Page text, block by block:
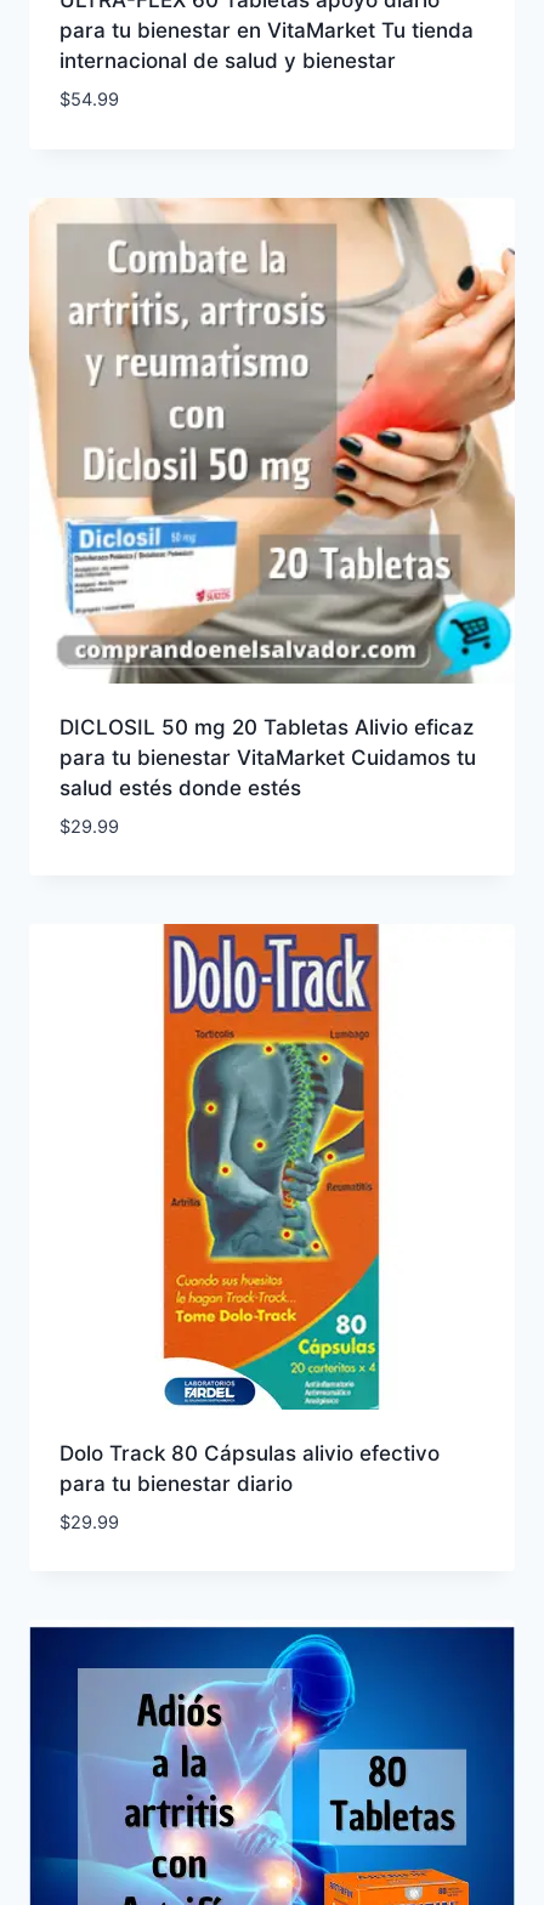
para tu bienestar en VitaMarket Tu tienda
internacional de salud y bienestar
$54.99
DICLOSIL 50 mg 20 Tabletas Alivio eficaz
para tu bienestar VitaMarket Cuidamos tu
salud estés donde estés
$29.99
Dolo Track 80 Cápsulas alivio efectivo
para tu bienestar diario
$29.99